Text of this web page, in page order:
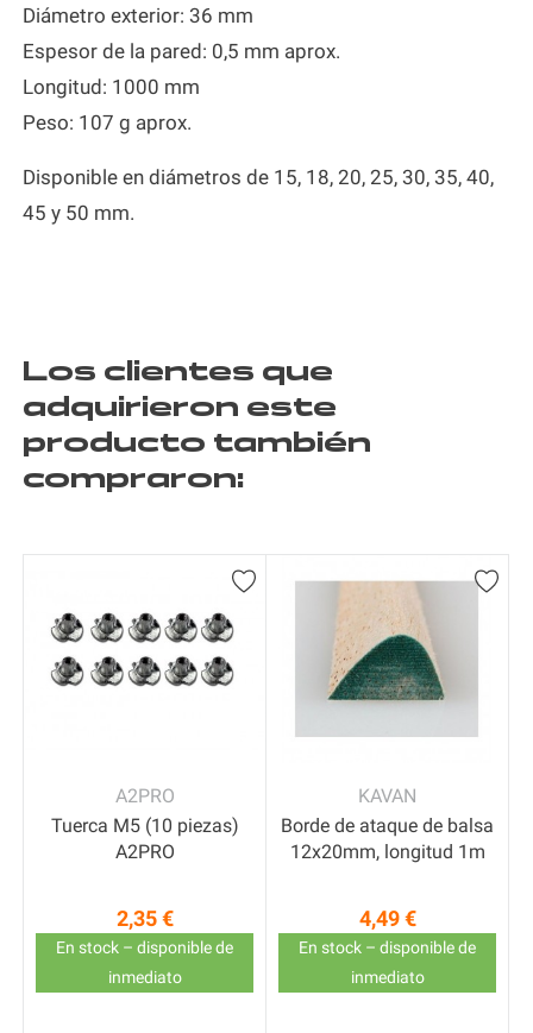
Diámetro exterior: 36 mm
Espesor de la pared: 0,5 mm aprox.
Longitud: 1000 mm
Peso: 107 g aprox.
Disponible en diámetros de 15, 18, 20, 25, 30, 35, 40,
45 y 50 mm.
Los clientes que
adquirieron este
producto también
compraron:
A2PRO
Tuerca M5 (10 piezas)
A2PRO
Precio
2,35 €
En stock – disponible de
inmediato
KAVAN
Borde de ataque de balsa
12x20mm, longitud 1m
Precio
4,49 €
En stock – disponible de
inmediato